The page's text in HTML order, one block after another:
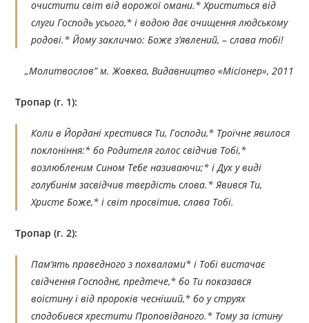
очистити світ від ворожої омани.* Христиться від
слуги Господь усього,* і водою дає очищення людському
родові.* Йому закличмо: Боже з’явлений, – слава тобі!
„Молитвослов”м. Жовква, Видавництво «Місіонер», 2011
Тропар (г. 1):
Коли в Йордані хрестився Ти, Господи,* Троїчне явилося
поклоніння:* бо Родителя голос свідчив Тобі,*
возлюбленим Сином Тебе називаючи;* і Дух у виді
голубинім засвідчив твердість слова.* Явився Ти,
Христе Боже,* і світ просвітив, слава Тобі.
Тропар (г. 2):
Пам’ять праведного з похвалами* і Тобі вистачає
свідчення Господнє, предтече,* бо Ти показався
воістину і від пророків чесніший,* бо у струях
сподобився хрестити Проповіданого.* Тому за істину